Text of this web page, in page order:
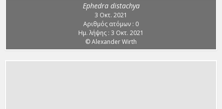
Ephedra distachya
3 Οκτ. 2021
Αριθμός ατόμων : 0
Ημ. λήψης : 3 Οκτ. 2021
© Alexander Wirth